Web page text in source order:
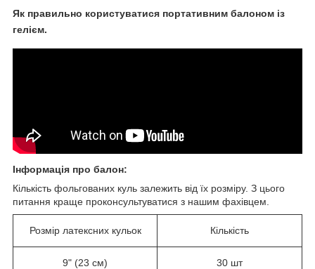
Як правильно користуватися портативним балоном із
гелієм.
Інформація про балон:
Кількість фольгованих куль залежить від їх розміру. З цього
питання краще проконсультуватися з нашим фахівцем.
Розмір латексних кульок Кількість
9" (23 см)
30 шт